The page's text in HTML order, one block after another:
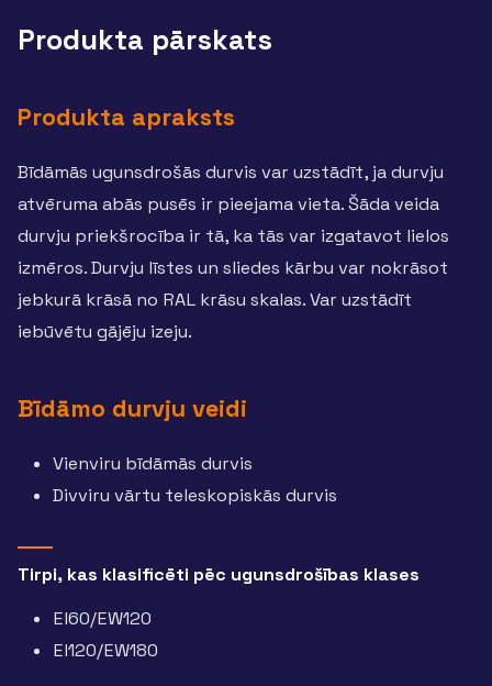
Produkta pārskats
Produkta apraksts
Bīdāmās ugunsdrošās durvis var uzstādīt, ja durvju
atvēruma abās pusēs ir pieejama vieta. Šāda veida
durvju priekšrocība ir tā, ka tās var izgatavot lielos
izmēros. Durvju līstes un sliedes kārbu var nokrāsot
jebkurā krāsā no RAL krāsu skalas. Var uzstādīt
iebūvētu gājēju izeju.
Bīdāmo durvju veidi
Vienviru bīdāmās durvis
Divviru vārtu teleskopiskās durvis
Tirpi, kas klasificēti pēc ugunsdrošības klases
EI60/EW120
EI120/EW180